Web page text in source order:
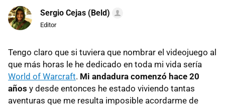
Sergio Cejas (Beld)
Editor
Tengo claro que si tuviera que nombrar el videojuego al
que más horas le he dedicado en toda mi vida sería
World of Warcraft. Mi andadura comenzó hace 20
años y desde entonces he estado viviendo tantas
aventuras que me resulta imposible acordarme de